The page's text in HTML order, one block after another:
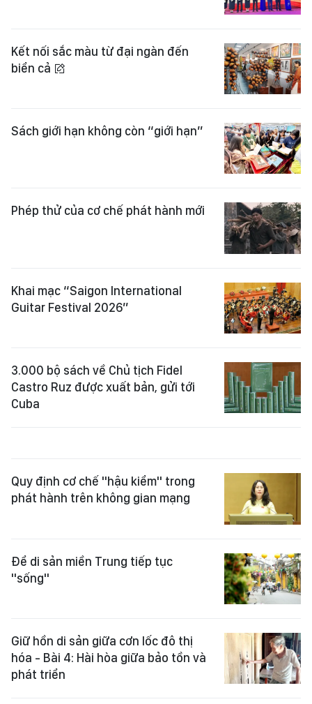
Kết nối sắc màu từ đại ngàn đến
biển cả
Sách giới hạn không còn “giới hạn”
Phép thử của cơ chế phát hành mới
Khai mạc “Saigon International
Guitar Festival 2026”
3.000 bộ sách về Chủ tịch Fidel
Castro Ruz được xuất bản, gửi tới
Cuba
Quy định cơ chế "hậu kiểm" trong
phát hành trên không gian mạng
Để di sản miền Trung tiếp tục
"sống"
Giữ hồn di sản giữa cơn lốc đô thị
hóa - Bài 4: Hài hòa giữa bảo tồn và
phát triển